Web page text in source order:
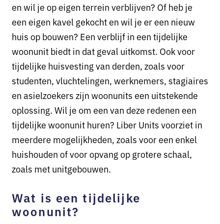
en wil je op eigen terrein verblijven? Of heb je
een eigen kavel gekocht en wil je er een nieuw
huis op bouwen? Een verblijf in een tijdelijke
woonunit biedt in dat geval uitkomst. Ook voor
tijdelijke huisvesting van derden, zoals voor
studenten, vluchtelingen, werknemers, stagiaires
en asielzoekers zijn woonunits een uitstekende
oplossing. Wil je om een van deze redenen een
tijdelijke woonunit huren? Liber Units voorziet in
meerdere mogelijkheden, zoals voor een enkel
huishouden of voor opvang op grotere schaal,
zoals met unitgebouwen.
Wat is een tijdelijke
woonunit?